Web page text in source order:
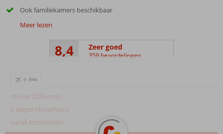
Ook familiekamers beschikbaar
Meer lezen
8,4 Zeer goed
359 beoordelingen
+
16 nov 2026 (ma)
5 dagen (4 nachten)
vanaf Amsterdam